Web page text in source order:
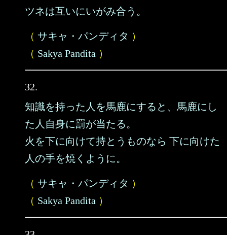
ツネは互いにいがみ合う。
（ サキャ・パンディタ ）
（ Sakya Pandita ）
32.
知識を持った人を馬鹿にすると、馬鹿にし
た人自身に罰が当たる。
火を下に向けて持とうものなら 下に向けた
人の手を焼くように。
（ サキャ・パンディタ ）
（ Sakya Pandita ）